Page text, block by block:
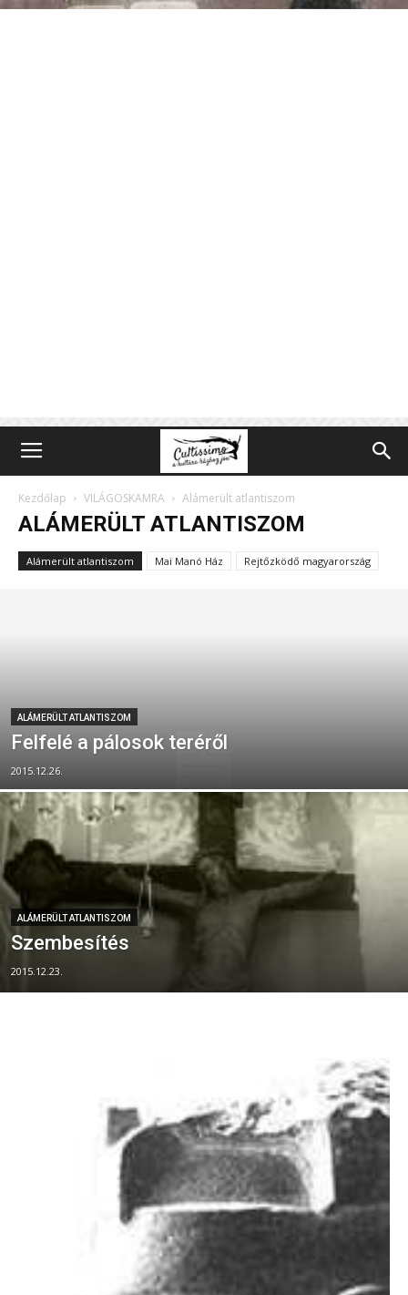
Kezdőlap VILÁGOSKAMRA Alámerült atlantiszom
ALÁMERÜLT ATLANTISZOM
Alámerült atlantiszom Mai Manó Ház Rejtőzködő magyarország
ALÁMERÜLT ATLANTISZOM
Felfelé a pálosok teréről
2015.12.26.
ALÁMERÜLT ATLANTISZOM
Szembesítés
2015.12.23.